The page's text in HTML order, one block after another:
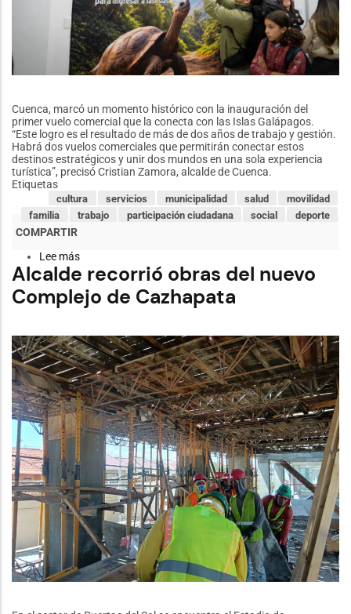
Cuenca, marcó un momento histórico con la inauguración del
primer vuelo comercial que la conecta con las Islas Galápagos.
“Este logro es el resultado de más de dos años de trabajo y gestión.
Habrá dos vuelos comerciales que permitirán conectar estos
destinos estratégicos y unir dos mundos en una sola experiencia
turística”, precisó Cristian Zamora, alcalde de Cuenca.
Etiquetas
movilidad
salud
municipalidad
servicios
cultura
deporte
social
participación ciudadana
trabajo
familia
Lee más
Cuenca
y
Galápagos
marcan
histórico,
que
conectó
dos
mundos
en
un
solo
destino
Alcalde recorrió obras del nuevo
Complejo de Cazhapata